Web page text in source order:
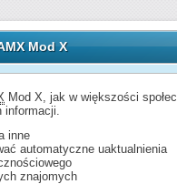
Mod X
Mod X, jak w większości
inne
automatyczne uaktualnienia
znajomych